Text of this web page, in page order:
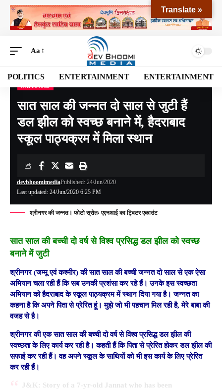
Aa
POLITICS ENTERTAINMENT ENTERTAINMENT
Devbhoomi Media >Blog >NATIONAL>सात साल की जन्नत दो साल से जुटी हैं डल झील को स्वच्छ बनाने में, हैदराबाद स्कूल पाठ्यक्रम में मिला स्थान
सात साल की जन्नत दो साल से जुटी हैं
डल झील को स्वच्छ बनाने में, हैदराबाद
स्कूल पाठ्यक्रम में मिला स्थान
Last updated: 24/Jun/2020 6:25 PM
devbhoomimediaPublished: 24/Jun/2020
श्रीनगर की जन्नत। फोटो स्रोतः एएनआई का ट्विटर एकाउंट
सात साल की बच्ची दो वर्ष से विश्व प्रसिद्ध डल झील को स्वच्छ
बनाने में जुटी
श्रीनगर (जम्मू एवं कश्मीर) की सात साल की बच्ची जन्नत दो साल से एक ऐसा
अभियान चला रही हैं कि सब उनकी प्रशंसा कर रहे हैं। उनके इस स्वच्छता
अभियान को हैदराबाद के स्कूल पाठ्यक्रम में स्थान दिया गया है। जन्नत का
कहना है कि अपने पिता से प्रेरित हूं। मुझे जो भी पहचान मिल रही है, मेरे बाबा की
वजह से है।
श्रीनगर की एक सात साल की बच्ची दो वर्ष से विश्व प्रसिद्ध डल झील की
स्वच्छता के लिए कार्य कर रही है। कहती हैं कि पिता से प्रेरित होकर डल झील की
सफाई कर रही हैं। वह अपने स्कूल के साथियों को भी इस कार्य के लिए प्रेरित
कर रही हैं।
J&K: Story of a 7-yr-old Jannat who has been
Translate »